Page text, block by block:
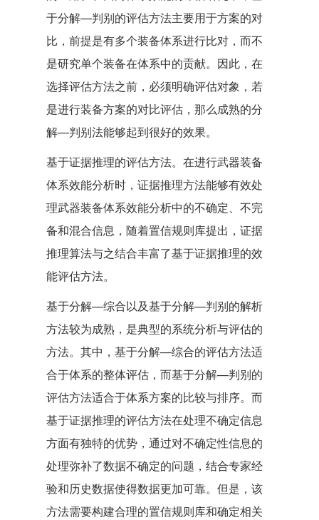
于分解—判别的评估方法主要用于方案的对
比，前提是有多个装备体系进行比对，而不
是研究单个装备在体系中的贡献。因此，在
选择评估方法之前，必须明确评估对象，若
是进行装备方案的对比评估，那么成熟的分
解—判别法能够起到很好的效果。
基于证据推理的评估方法。在进行武器装备
体系效能分析时，证据推理方法能够有效处
理武器装备体系效能分析中的不确定、不完
备和混合信息，随着置信规则库提出，证据
推理算法与之结合丰富了基于证据推理的效
能评估方法。
基于分解—综合以及基于分解—判别的解析
方法较为成熟，是典型的系统分析与评估的
方法。其中，基于分解—综合的评估方法适
合于体系的整体评估，而基于分解—判别的
评估方法适合于体系方案的比较与排序。而
基于证据推理的评估方法在处理不确定信息
方面有独特的优势，通过对不确定性信息的
处理弥补了数据不确定的问题，结合专家经
验和历史数据使得数据更加可靠。但是，该
方法需要构建合理的置信规则库和确定相关